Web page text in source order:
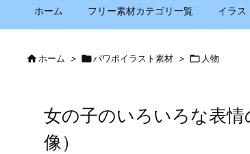
ホーム フリー素材カテゴリ一覧 イラス
ホーム > パワポイラスト素材 >  人物
女の子のいろいろな表
像）